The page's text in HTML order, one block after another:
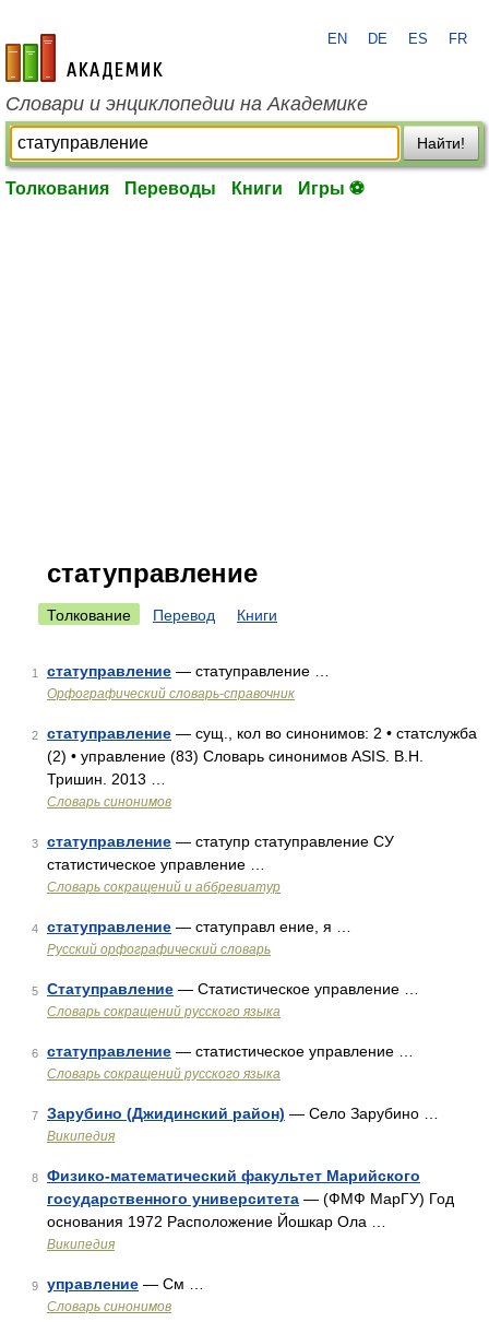
academic.ru
EN DE ES FR
Словари и энциклопедии на Академике
Найти!
Толкования Переводы Книги Игры ⚽
статуправление
Толкование Перевод Книги
1 статуправление — статуправление …
Орфографический словарь-справочник
2 статуправление — сущ., кол во синонимов: 2 • статслужба
(2) • управление (83) Словарь синонимов ASIS. В.Н.
Тришин. 2013 …
Словарь синонимов
3 статуправление — статупр статуправление СУ
статистическое управление …
Словарь сокращений и аббревиатур
4 статуправление — статуправл ение, я …
Русский орфографический словарь
5 Статуправление — Статистическое управление …
Словарь сокращений русского языка
6 статуправление — статистическое управление …
Словарь сокращений русского языка
7 Зарубино (Джидинский район) — Село Зарубино …
Википедия
8
Физико-математический факультет Марийского
государственного университета — (ФМФ МарГУ) Год
основания 1972 Расположение Йошкар Ола …
Википедия
9 управление — См …
Словарь синонимов